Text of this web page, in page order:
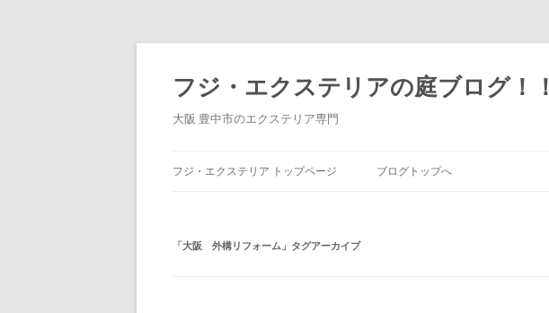
コ
ン
ツ
へ
ス
フジ・エクステリアの庭ブログ！！
大阪 豊中市のエクステリア専門
フジ・エクステリア トップページ ブログトップへ
「大阪 外構リフォーム 」タグアーカイブ